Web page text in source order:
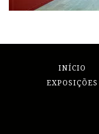
INÍCIO
EXPOSIÇÕES